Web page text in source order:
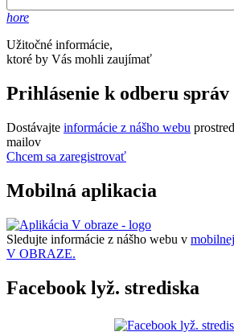
hore
Užitočné informácie,
ktoré by Vás mohli zaujímať
Prihlásenie k odberu správ
Dostávajte informácie z nášho webu
mailov
Chcem sa zaregistrovať
Mobilná aplikacia
Sledujte informácie z nášho webu v
V OBRAZE.
Facebook lyž. strediska